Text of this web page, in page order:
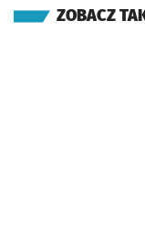
ZOBACZ